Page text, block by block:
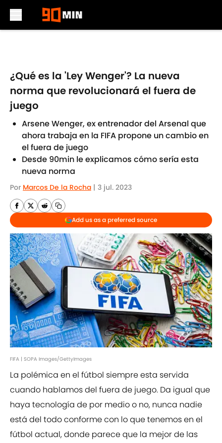
¿Qué es la 'Ley Wenger'? La nueva
norma que revolucionará el fuera de
juego
Arsene Wenger, ex entrenador del Arsenal que
ahora trabaja en la FIFA propone un cambio en
el fuera de juego
Desde 90min le explicamos cómo sería esta
nueva norma
Por Marcos De la Rocha | 3 jul. 2023
Add us as a preferred source
FIFA | SOPA Images/GettyImages
La polémica en el fútbol siempre esta servida
cuando hablamos del fuera de juego. Da igual que
haya tecnología de por medio o no, nunca nadie
está del todo conforme con lo que tenemos en el
fútbol actual, donde parece que la mejor de las